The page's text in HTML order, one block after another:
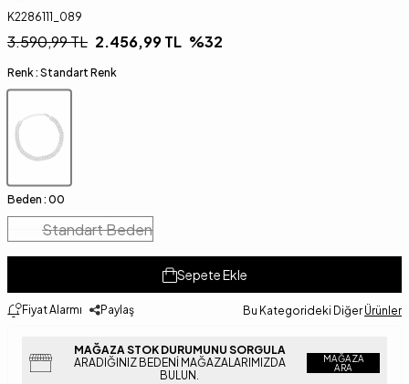
K2286111_089
3.590,99TL 2.456,99TL %32
Renk : Standart Renk
Beden : 00
Standart Beden
Sepete Ekle
Fiyat Alarmı Paylaş Bu Kategorideki Diğer Ürünler
MAĞAZA STOK DURUMUNU SORGULA
ARADIĞINIZ BEDENI MAĞAZALARIMIZDA
BULUN.
MAĞAZA
ARA